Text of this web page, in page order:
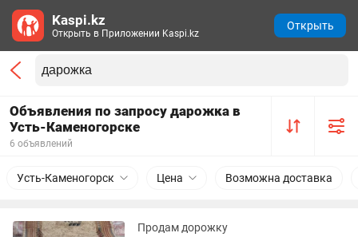
Объявления по запросу дарожка в
Усть-Каменогорске
6 объявлений
Усть-Каменогорск Цена Возможна доставка
Продам дорожку
Kaspi.kz
Открыть в Приложении Kaspi.kz
Открыть